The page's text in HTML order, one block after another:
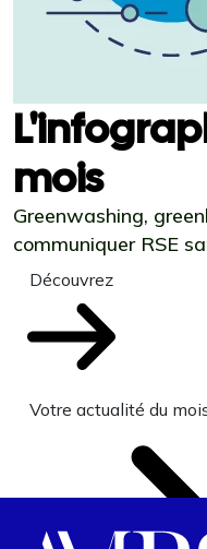
mois
Greenwashing,
communiquer RSE
Découvrez
Votre actualité du